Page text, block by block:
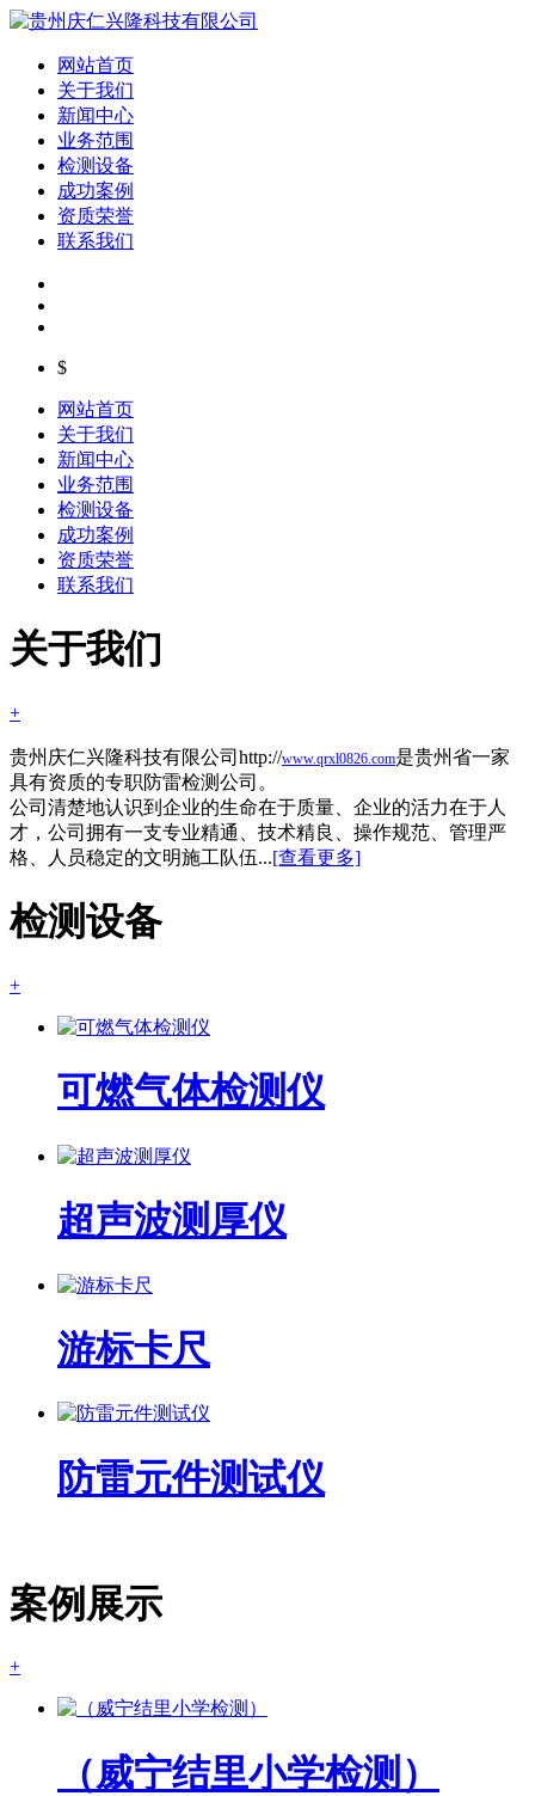
网站首页
关于我们
新闻中心
业务范围
检测设备
成功案例
资质荣誉
联系我们
$
网站首页
关于我们
新闻中心
业务范围
检测设备
成功案例
资质荣誉
联系我们
关于我们
+
贵州庆仁兴隆科技有限公司http://www.qrxl0826.com是贵州省一家
具有资质的专职防雷检测公司。
公司清楚地认识到企业的生命在于质量、企业的活力在于人
才，公司拥有一支专业精通、技术精良、操作规范、管理严
格、人员稳定的文明施工队伍...[查看更多]
检测设备
+
可燃气体检测仪
超声波测厚仪
游标卡尺
防雷元件测试仪
案例展示
+
（威宁结里小学检测）